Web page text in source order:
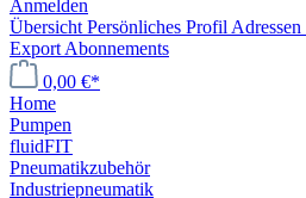
Anmelden
Übersicht Persönliches Profil Adressen
Export Abonnements
0,00 €*
Home
Pumpen
fluidFIT
Pneumatikzubehör
Industriepneumatik